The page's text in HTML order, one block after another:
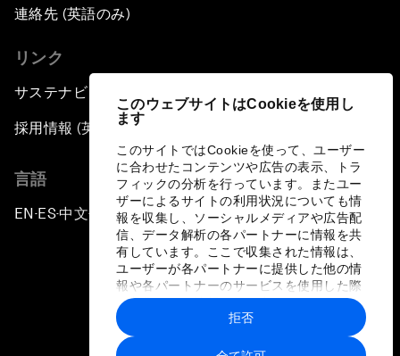
このウェブサイトはCookieを使用し
ます
このサイトではCookieを使って、ユーザー
に合わせたコンテンツや広告の表示、トラ
フィックの分析を行っています。またユー
ザーによるサイトの利用状況についても情
報を収集し、ソーシャルメディアや広告配
信、データ解析の各パートナーに情報を共
有しています。ここで収集された情報は、
ユーザーが各パートナーに提供した他の情
報や各パートナーのサービスを使用した際
に収集された情報と組み合わされ、各パー
トナーによって使用されることがありま
す。
拒否
連絡先 (英語のみ)
リンク
サステナビリティへの取り組み
採用情報 (英語のみ)
言語
EN ▪ES▪中文▪ 日本語
プライバシーポリシーと利用規約